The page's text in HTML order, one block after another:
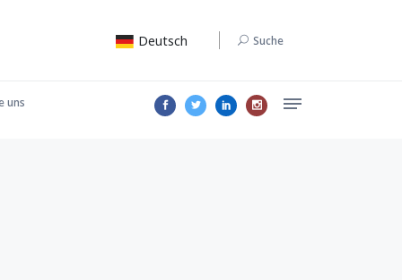
Deutsch Suche
uns